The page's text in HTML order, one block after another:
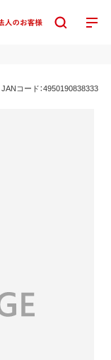
JANコード：4950190838333